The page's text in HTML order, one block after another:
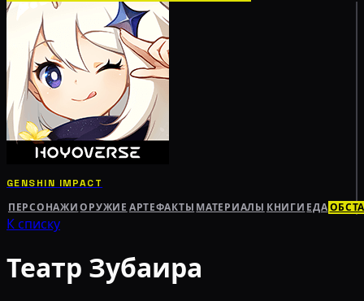
GENSHIN IMPACT
ПЕРСОНАЖИ ОРУЖИЕ АРТЕФАКТЫ МАТЕРИАЛЫ КНИГИ ЕДА
К списку
Театр Зубаира